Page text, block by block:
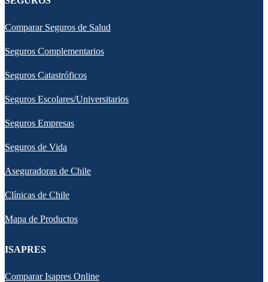
Comparar Seguros de Salud
Seguros Complementarios
Seguros Catastróficos
Seguros Escolares/Universitarios
Seguros Empresas
Seguros de Vida
Aseguradoras de Chile
Clínicas de Chile
Mapa de Productos
ISAPRES
Comparar Isapres Online